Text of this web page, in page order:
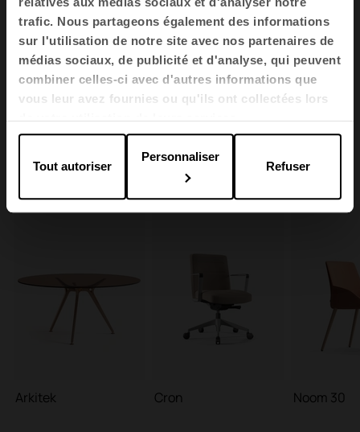
trafic. Nous partageons également des informations
sur l'utilisation de notre site avec nos partenaires de
médias sociaux, de publicité et d'analyse, qui peuvent
combiner celles-ci avec d'autres informations que
vous leur avez fournies ou qu'ils ont collectées lors
de votre utilisation de leurs services.
Tout autoriser
Personnaliser
Refuser
1 2 3 4
Voir toutes les images
Produits liés
Arkitek Cron Noom 30